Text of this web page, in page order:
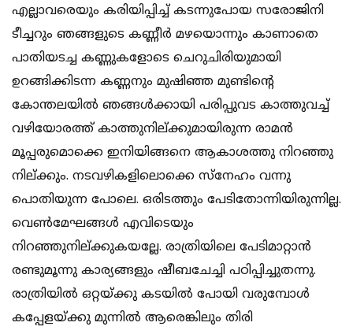
എല്ലാവരെയും കരിയിപ്പിച്ച് കടന്നുപോയ സരോജിനി
ടീച്ചറും ഞങ്ങളുടെ കണ്ണീര്‍ മഴയൊന്നും കാണാതെ
പാതിയടച്ച കണ്ണുകളോടെ ചെറുചിരിയുമായി
ഉറങ്ങിക്കിടന്ന കണ്ണനും മുഷിഞ്ഞ മുണ്ടിന്റെ
കോന്തലയില്‍ ഞങ്ങള്‍ക്കായി പരിപ്പുവട കാത്തുവച്ച്
വഴിയോരത്ത് കാത്തുനില്ക്കുമായിരുന്ന രാമന്‍
മൂപ്പരുമൊക്കെ ഇനിയിങ്ങനെ ആകാശത്തു നിറഞ്ഞു
നില്ക്കും. നടവഴികളിലൊക്കെ സ്‌നേഹം വന്നു
പൊതിയുന്ന പോലെ. ഒരിടത്തും പേടിതോന്നിയിരുന്നില്ല.
വെണ്‍മേഘങ്ങള്‍ എവിടെയും
നിറഞ്ഞുനില്ക്കുകയല്ലേ. രാത്രിയിലെ പേടിമാറ്റാന്‍
രണ്ടുമൂന്നു കാര്യങ്ങളും ഷീബചേച്ചി പഠിപ്പിച്ചുതന്നു.
രാത്രിയില്‍ ഒറ്റയ്ക്കു കടയില്‍ പോയി വരുമ്പോള്‍
കപ്പേളയ്ക്കു മുന്നില്‍ ആരെങ്കിലും തിരി